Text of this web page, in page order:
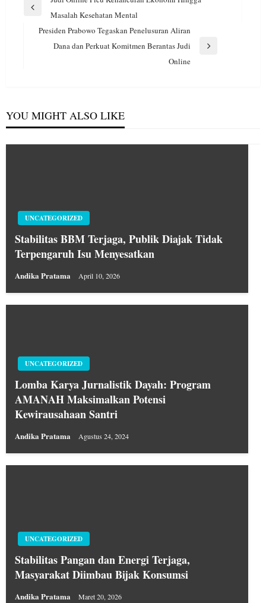
pos
PreviousMasalah Kesehatan Mental
Presiden Prabowo Tegaskan Penelusuran Aliran
Dana dan Perkuat Komitmen Berantas Judi
Online
YOU MIGHT ALSO LIKE
UNCATEGORIZED
Stabilitas BBM Terjaga, Publik Diajak Tidak
Terpengaruh Isu Menyesatkan
Andika Pratama April 10, 2026
UNCATEGORIZED
Lomba Karya Jurnalistik Dayah: Program
AMANAH Maksimalkan Potensi
Kewirausahaan Santri
Andika Pratama Agustus 24, 2024
UNCATEGORIZED
Stabilitas Pangan dan Energi Terjaga,
Masyarakat Diimbau Bijak Konsumsi
Andika Pratama Maret 20, 2026